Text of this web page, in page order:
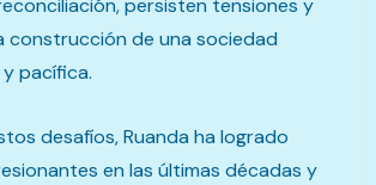
persisten tensiones y
construcción de una sociedad
pacífica.
desafíos, Ruanda ha logrado
en las últimas décadas y